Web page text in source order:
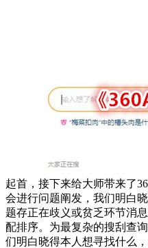
起首，接下来给大师带来了
会进行问题阐发，我们明白
题存正在歧义或贫乏环节消
配排序。为最复杂的搜刮查
们明白晓得本人想寻找什么